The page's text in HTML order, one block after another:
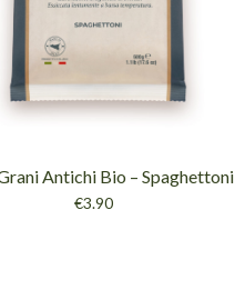
Antichi Bio – Spaghettoni
€3.90